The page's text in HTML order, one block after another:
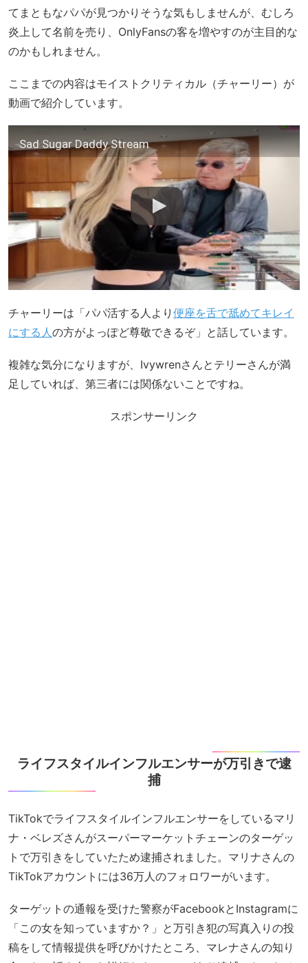
てまともなパパが見つかりそうな気もしませんが、むしろ
炎上して名前を売り、OnlyFansの客を増やすのが主目的な
のかもしれません。
ここまでの内容はモイストクリティカル（チャーリー）が
動画で紹介しています。
Sad Sugar Daddy Stream
チャーリーは「パパ活する人より 便座を舌で舐めてキレイ
にする人 の方がよっぽど尊敬できるぞ」と話しています。
複雑な気分になりますが、Ivywrenさんとテリーさんが満
足していれば、第三者には関係ないことですね。
スポンサーリンク
ライフスタイルインフルエンサーが万引きで逮
捕
TikTokでライフスタイルインフルエンサーをしているマリ
ナ・ベレズさんがスーパーマーケットチェーンのターゲッ
トで万引きをしていたため逮捕されました。マリナさんの
TikTokアカウントには36万人のフォロワーがいます。
ターゲットの通報を受けた警察がFacebookとInstagramに
「この女を知っていますか？」と万引き犯の写真入りの投
稿をして情報提供を呼びかけたところ、マレナさんの知り